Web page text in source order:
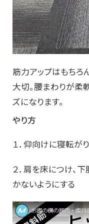
筋力アップはもちろ
大切。腰まわりが柔
ズになります。
やり方
１．仰向けに寝転が
２．肩を床につけ、
かないようにする